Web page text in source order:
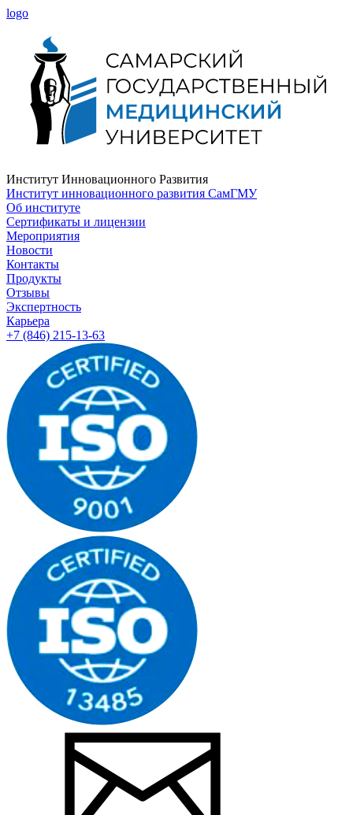
logo
Институт Инновационного Развития
Институт инновационного развития СамГМУ
Об институте
Сертификаты и лицензии
Мероприятия
Новости
Контакты
Продукты
Отзывы
Экспертность
Карьера
+7 (846) 215-13-63